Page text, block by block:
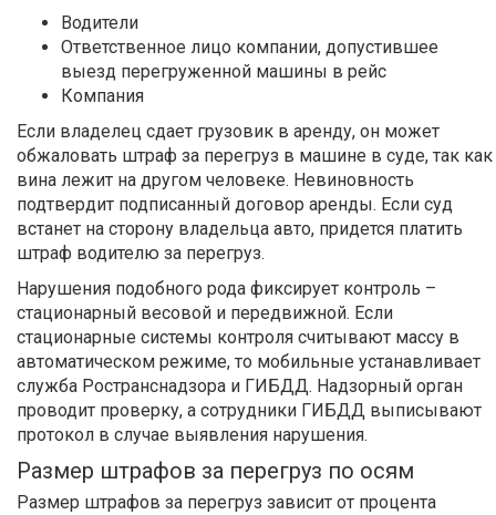
Водители
Ответственное лицо компании, допустившее
выезд перегруженной машины в рейс
Компания
Если владелец сдает грузовик в аренду, он может
обжаловать штраф за перегруз в машине в суде, так как
вина лежит на другом человеке. Невиновность
подтвердит подписанный договор аренды. Если суд
встанет на сторону владельца авто, придется платить
штраф водителю за перегруз.
Нарушения подобного рода фиксирует контроль –
стационарный весовой и передвижной. Если
стационарные системы контроля считывают массу в
автоматическом режиме, то мобильные устанавливает
служба Ространснадзора и ГИБДД. Надзорный орган
проводит проверку, а сотрудники ГИБДД выписывают
протокол в случае выявления нарушения.
Размер штрафов за перегруз по осям
Размер штрафов за перегруз зависит от процента